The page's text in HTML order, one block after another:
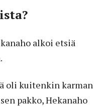
alkoi etsiä
oli kuitenkin karman
pakko, Hekanaho